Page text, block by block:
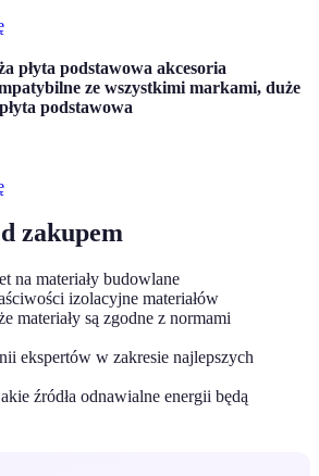
płyta podstawowa akcesoria
ze wszystkimi markami, duże
podstawowa
zakupem
na materiały budowlane
izolacyjne materiałów
materiały są zgodne z normami
ekspertów w zakresie najlepszych
źródła odnawialne energii będą